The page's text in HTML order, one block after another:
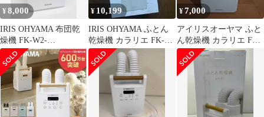
¥8,000
IRIS OHYAMA 布団乾
燥機 FK-W2-
W【FK102】
¥ 10,199
IRIS OHYAMA ふとん
乾燥機 カラリエ FK-
W2-W 本体
¥7,000
アイリスオーヤマ ふと
ん乾燥機 カラリエ FK-
W2-W 2024年製 動作品